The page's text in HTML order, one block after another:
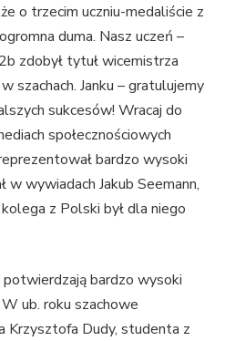
o trzecim uczniu-medaliście z
duma. Nasz uczeń –
zdobył tytuł wicemistrza
szachach. Janku – gratulujemy
sukcesów! Wracaj do
społecznościowych
bardzo wysoki
w wywiadach Jakub Seemann,
z Polski był dla niego
bardzo wysoki
ub. roku szachowe
Krzysztofa Dudy, studenta z